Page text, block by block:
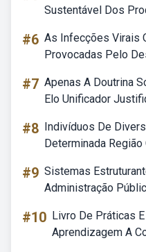
Sustentável Dos
#6 As Infecções Virais
Provocadas Pelo
#7 Apenas A Doutrina
Elo Unificador
#8 Indivíduos De
Determinada
#9 Sistemas
Administração
#10 Livro De Práticas
Aprendizagem A